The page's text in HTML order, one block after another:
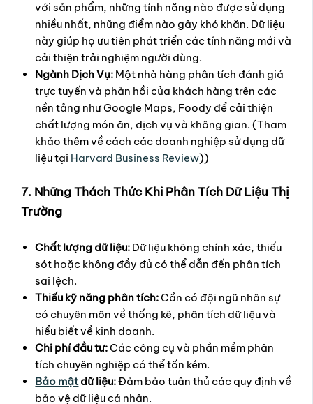
với sản phẩm, những tính năng nào được sử dụng
nhiều nhất, những điểm nào gây khó khăn. Dữ liệu
này giúp họ ưu tiên phát triển các tính năng mới và
cải thiện trải nghiệm người dùng.
Ngành Dịch Vụ: Một nhà hàng phân tích đánh giá
trực tuyến và phản hồi của khách hàng trên các
nền tảng như Google Maps, Foody để cải thiện
chất lượng món ăn, dịch vụ và không gian. (Tham
khảo thêm về cách các doanh nghiệp sử dụng dữ
liệu tại Harvard Business Review))
7. Những Thách Thức Khi Phân Tích Dữ Liệu Thị
Trường
Chất lượng dữ liệu: Dữ liệu không chính xác, thiếu
sót hoặc không đầy đủ có thể dẫn đến phân tích
sai lệch.
Thiếu kỹ năng phân tích:Cần có đội ngũ nhân sự
có chuyên môn về thống kê, phân tích dữ liệu và
hiểu biết về kinh doanh.
Chi phí đầu tư:Các công cụ và phần mềm phân
tích chuyên nghiệp có thể tốn kém.
Bảo mậtdữ liệu:Đảm bảo tuân thủ các quy định về
bảo vệ dữ liệu cá nhân.